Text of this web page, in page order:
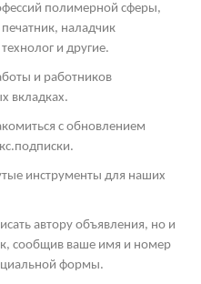
полимерной сферы,
наладчик
и другие.
и работников
вкладках.
с обновлением
инструменты для наших
автору объявления, но и
сообщив ваше имя и номер
формы.